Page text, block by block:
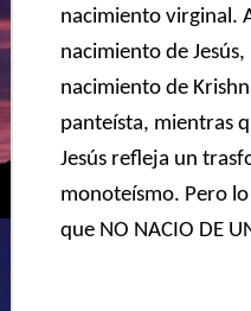
nacimiento virginal.
nacimiento de
nacimiento de
panteísta, mientras
Jesús refleja un
monoteísmo. Pero
que NO NACIO DE